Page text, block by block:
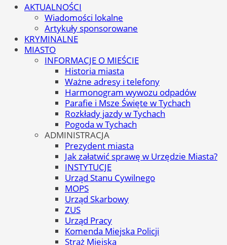
AKTUALNOŚCI
Wiadomości lokalne
Artykuły sponsorowane
KRYMINALNE
MIASTO
INFORMACJE O MIEŚCIE
Historia miasta
Ważne adresy i telefony
Harmonogram wywozu odpadów
Parafie i Msze Święte w Tychach
Rozkłady jazdy w Tychach
Pogoda w Tychach
ADMINISTRACJA
Prezydent miasta
Jak załatwić sprawę w Urzędzie Miasta?
INSTYTUCJE
Urząd Stanu Cywilnego
MOPS
Urząd Skarbowy
ZUS
Urząd Pracy
Komenda Miejska Policji
Straż Miejska